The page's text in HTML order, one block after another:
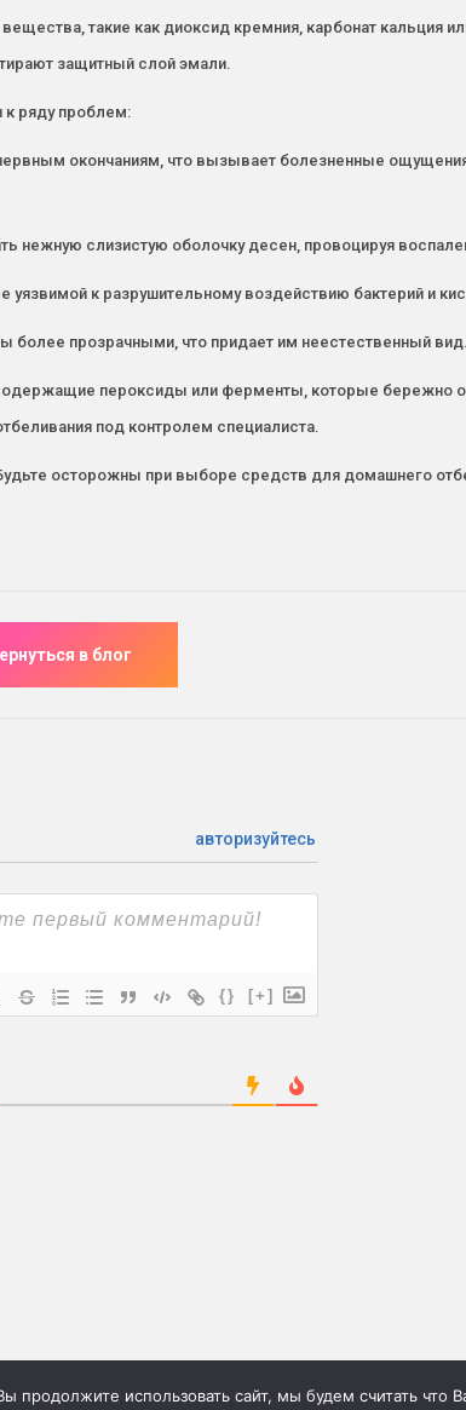
такие как диоксид кремния, карбонат кальция
защитный слой эмали.
к ряду проблем:
окончаниям, что вызывает болезненные
нежную слизистую оболочку десен, провоцируя
к разрушительному воздействию бактерий и
более прозрачными, что придает им неестественный вид.
пероксиды или ферменты, которые бережно
под контролем специалиста.
осторожны при выборе средств для домашнего
авторизуйтесь
{} [+]
использовать сайт, мы будем считать что